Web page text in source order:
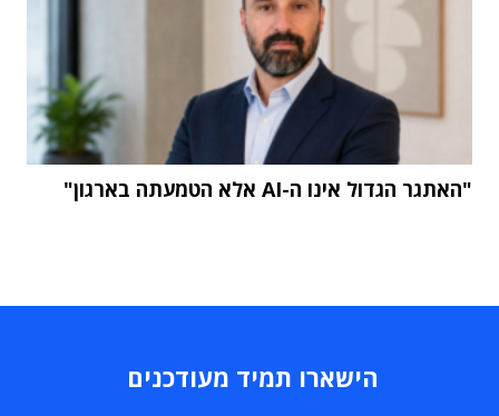
"האתגר הגדול אינו ה-AI אלא הטמעתה בארגון"
הישארו תמיד מעודכנים